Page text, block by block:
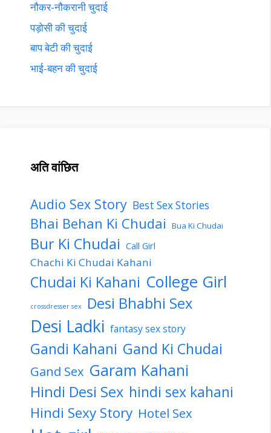
नौकर-नौकरानी चुदाई
पड़ोसी की चुदाई
बाप बेटी की चुदाई
भाई-बहन की चुदाई
अति वांछित
Audio Sex Story Best Sex Stories
Bhai Behan Ki Chudai Bua Ki Chudai
Bur Ki Chudai Call Girl
Chachi Ki Chudai Kahani
Chudai Ki Kahani College Girl
crossdresser sex Desi Bhabhi Sex
Desi Ladki fantasy sex story
Gandi Kahani Gand Ki Chudai
Gand Sex Garam Kahani
Hindi Desi Sex hindi sex kahani
Hindi Sexy Story Hotel Sex